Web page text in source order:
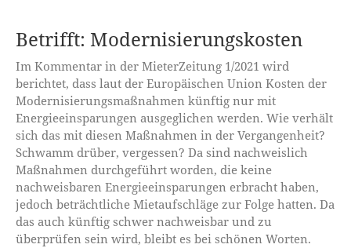
Betrifft: Modernisierungskosten
Im Kommentar in der MieterZeitung 1/2021 wird
berichtet, dass laut der Europäischen Union Kosten der
Modernisierungsmaßnahmen künftig nur mit
Energieeinsparungen ausgeglichen werden. Wie verhält
sich das mit diesen Maßnahmen in der Vergangenheit?
Schwamm drüber, vergessen? Da sind nachweislich
Maßnahmen durchgeführt worden, die keine
nachweisbaren Energieeinsparungen erbracht haben,
jedoch beträchtliche Mietaufschläge zur Folge hatten. Da
das auch künftig schwer nachweisbar und zu
überprüfen sein wird, bleibt es bei schönen Worten.